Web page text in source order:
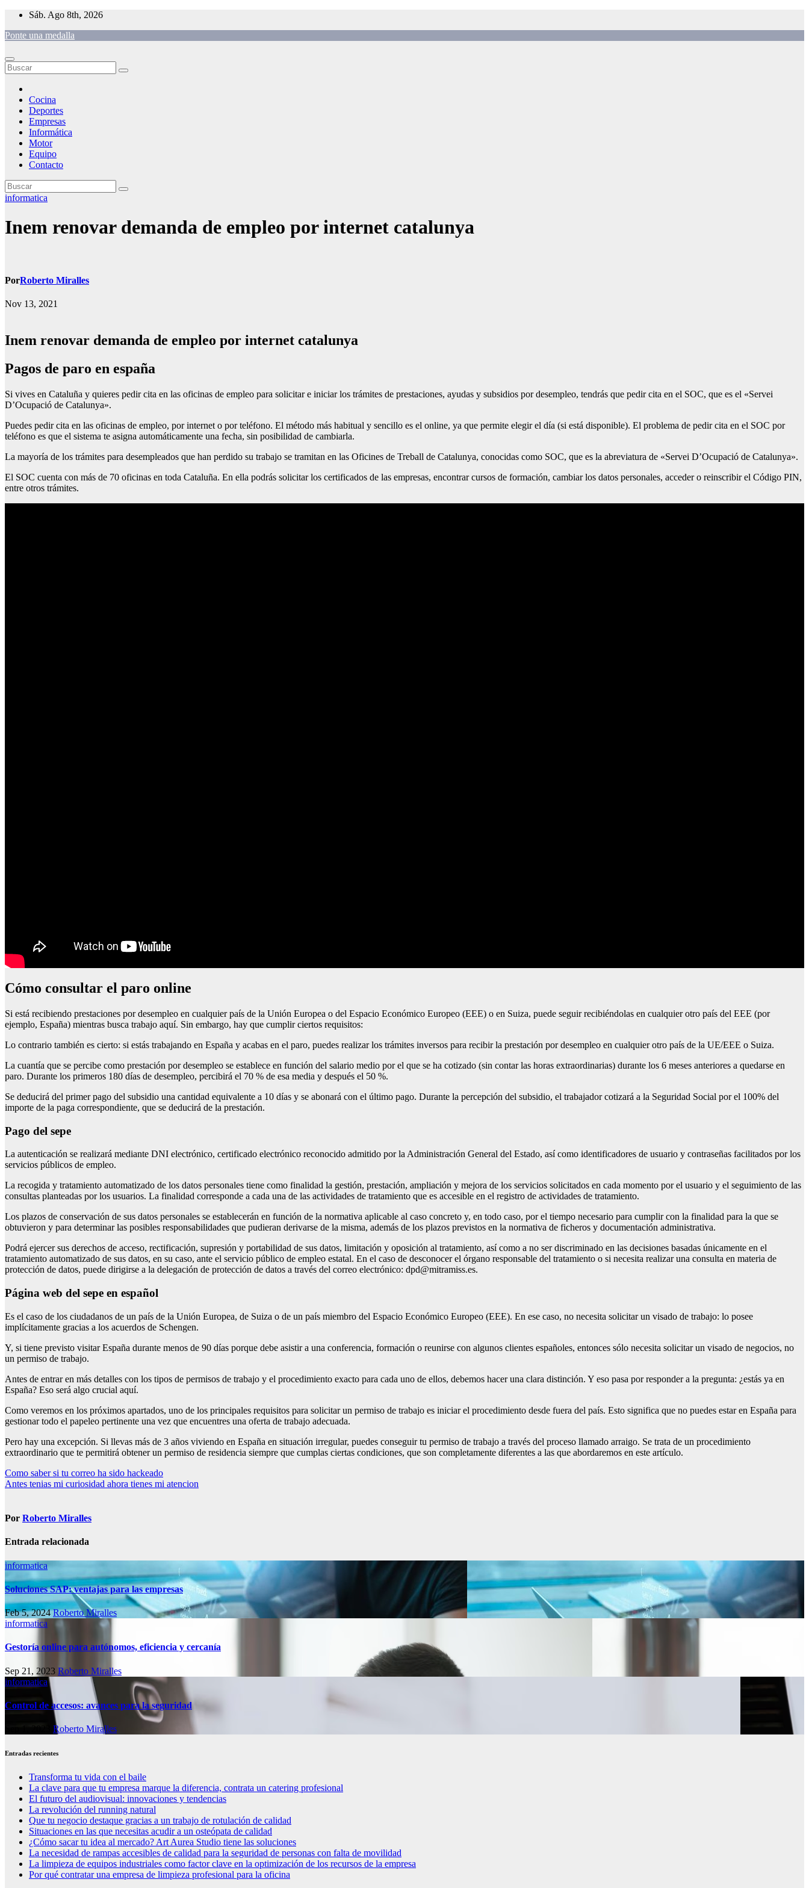
Saltar
contenido
Sáb. Ago 8th, 2026
Ponte una medalla
Cocina
Deportes
Empresas
Informática
Motor
Equipo
Contacto
informatica
Inem renovar demanda de empleo por internet catalunya
PorRoberto Miralles
Nov 13, 2021
Inem renovar demanda de empleo por internet catalunya
pagos de paro en españa
Si vives en Cataluña y quieres pedir cita en las oficinas de empleo para solicitar e iniciar los trámites de prestaciones, ayudas y subsidios por desempleo, tendrás que pedir cita en el SOC, que es el «Servei
D’Ocupació de Catalunya».
Puedes pedir cita en las oficinas de empleo, por internet o por teléfono. El método más habitual y sencillo es el online, ya que permite elegir el día (si está disponible). El problema de pedir cita en el SOC por
teléfono es que el sistema te asigna automáticamente una fecha, sin posibilidad de cambiarla.
La mayoría de los trámites para desempleados que han perdido su trabajo se tramitan en las Oficines de Treball de Catalunya, conocidas como SOC, que es la abreviatura de «Servei D’Ocupació de Catalunya».
El SOC cuenta con más de 70 oficinas en toda Cataluña. En ella podrás solicitar los certificados de las empresas, encontrar cursos de formación, cambiar los datos personales, acceder o reinscribir el Código PIN,
entre otros trámites.
cómo consultar el paro online
Si está recibiendo prestaciones por desempleo en cualquier país de la Unión Europea o del Espacio Económico Europeo (EEE) o en Suiza, puede seguir recibiéndolas en cualquier otro país del EEE (por
ejemplo, España) mientras busca trabajo aquí. Sin embargo, hay que cumplir ciertos requisitos:
Lo contrario también es cierto: si estás trabajando en España y acabas en el paro, puedes realizar los trámites inversos para recibir la prestación por desempleo en cualquier otro país de la UE/EEE o Suiza.
La cuantía que se percibe como prestación por desempleo se establece en función del salario medio por el que se ha cotizado (sin contar las horas extraordinarias) durante los 6 meses anteriores a quedarse en
paro. Durante los primeros 180 días de desempleo, percibirá el 70 % de esa media y después el 50 %.
Se deducirá del primer pago del subsidio una cantidad equivalente a 10 días y se abonará con el último pago. Durante la percepción del subsidio, el trabajador cotizará a la Seguridad Social por el 100% del
importe de la paga correspondiente, que se deducirá de la prestación.
pago del sepe
La autenticación se realizará mediante DNI electrónico, certificado electrónico reconocido admitido por la Administración General del Estado, así como identificadores de usuario y contraseñas facilitados por los
servicios públicos de empleo.
La recogida y tratamiento automatizado de los datos personales tiene como finalidad la gestión, prestación, ampliación y mejora de los servicios solicitados en cada momento por el usuario y el seguimiento de las
consultas planteadas por los usuarios. La finalidad corresponde a cada una de las actividades de tratamiento que es accesible en el registro de actividades de tratamiento.
Los plazos de conservación de sus datos personales se establecerán en función de la normativa aplicable al caso concreto y, en todo caso, por el tiempo necesario para cumplir con la finalidad para la que se
obtuvieron y para determinar las posibles responsabilidades que pudieran derivarse de la misma, además de los plazos previstos en la normativa de ficheros y documentación administrativa.
Podrá ejercer sus derechos de acceso, rectificación, supresión y portabilidad de sus datos, limitación y oposición al tratamiento, así como a no ser discriminado en las decisiones basadas únicamente en el
tratamiento automatizado de sus datos, en su caso, ante el servicio público de empleo estatal. En el caso de desconocer el órgano responsable del tratamiento o si necesita realizar una consulta en materia de
protección de datos, puede dirigirse a la delegación de protección de datos a través del correo electrónico: dpd@mitramiss.es.
página web del sepe en español
Es el caso de los ciudadanos de un país de la Unión Europea, de Suiza o de un país miembro del Espacio Económico Europeo (EEE). En ese caso, no necesita solicitar un visado de trabajo: lo posee
implícitamente gracias a los acuerdos de Schengen.
Y, si tiene previsto visitar España durante menos de 90 días porque debe asistir a una conferencia, formación o reunirse con algunos clientes españoles, entonces sólo necesita solicitar un visado de negocios, no
un permiso de trabajo.
Antes de entrar en más detalles con los tipos de permisos de trabajo y el procedimiento exacto para cada uno de ellos, debemos hacer una clara distinción. Y eso pasa por responder a la pregunta: ¿estás ya en
España? Eso será algo crucial aquí.
Como veremos en los próximos apartados, uno de los principales requisitos para solicitar un permiso de trabajo es iniciar el procedimiento desde fuera del país. Esto significa que no puedes estar en España para
gestionar todo el papeleo pertinente una vez que encuentres una oferta de trabajo adecuada.
Pero hay una excepción. Si llevas más de 3 años viviendo en España en situación irregular, puedes conseguir tu permiso de trabajo a través del proceso llamado arraigo. Se trata de un procedimiento
extraordinario que te permitirá obtener un permiso de residencia siempre que cumplas ciertas condiciones, que son completamente diferentes a las que abordaremos en este artículo.
Navegación
de
Como saber si tu correo ha sido hackeado
Antes tenias mi curiosidad ahora tienes mi atencion
Por Roberto Miralles
Entrada relacionada
informatica
Soluciones SAP: ventajas para las empresas
Feb 5, 2024Roberto Miralles
informatica
Gestoría online para autónomos, eficiencia y cercanía
Sep 21, 2023 Roberto Miralles
informatica
Control de accesos: avances para la seguridad
Roberto Miralles
Entradas recientes
Transforma tu vida con el baile
La clave para que tu empresa marque la diferencia, contrata un catering profesional
El futuro del audiovisual: innovaciones y tendencias
La revolución del running natural
Que tu negocio destaque gracias a un trabajo de rotulación de calidad
Situaciones en las que necesitas acudir a un osteópata de calidad
¿Cómo sacar tu idea al mercado? Art Aurea Studio tiene las soluciones
La necesidad de rampas accesibles de calidad para la seguridad de personas con falta de movilidad
La limpieza de equipos industriales como factor clave en la optimización de los recursos de la empresa
Por qué contratar una empresa de limpieza profesional para la oficina